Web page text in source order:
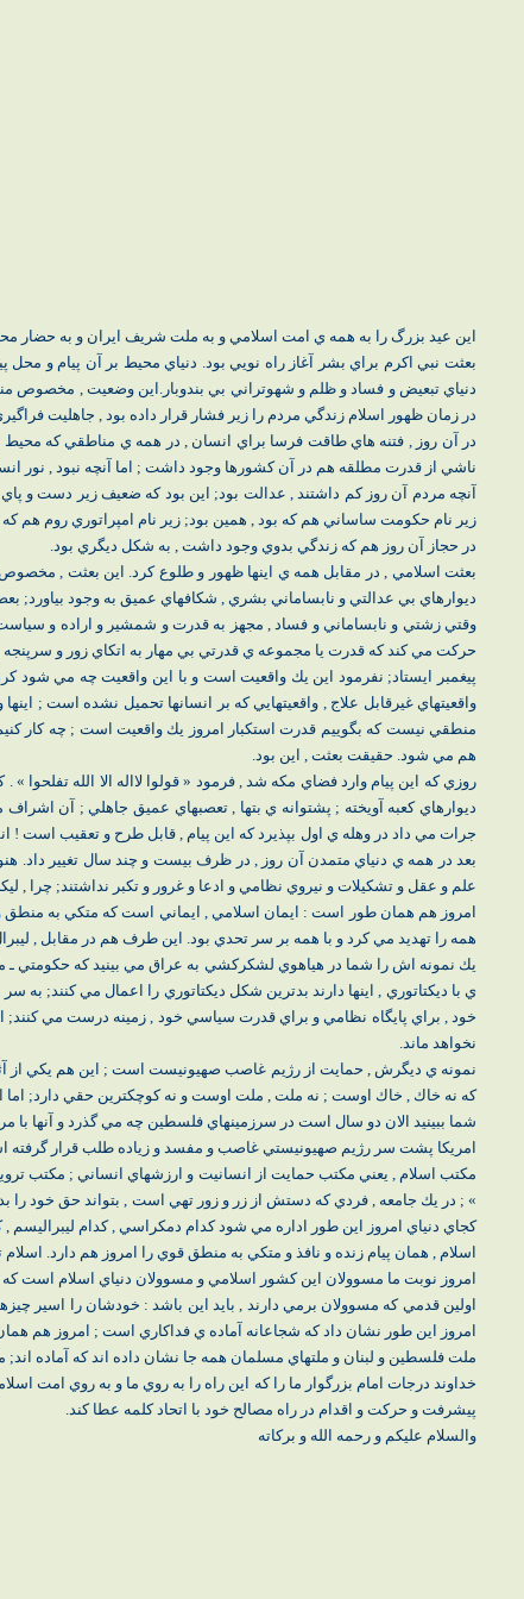
اين عيد بزرگ را به همه ي امت اسلامي و به ملت شريف ايران و به حضار
بعثت نبي اكرم براي بشر آغاز راه نويي بود. دنياي محيط بر آن پيام و
دنياي تبعيض و فساد و ظلم و شهوتراني بي بندوبار.اين وضعيت , مخصوص
در زمان ظهور اسلام زندگي مردم را زير فشار قرار داده بود , جاهليت
در آن روز , فتنه هاي طاقت فرسا براي انسان , در همه ي مناطقي كه
ناشي از قدرت مطلقه هم در آن كشورها وجود داشت ; اما آنچه نبود , نور
آنچه مردم آن روز كم داشتند , عدالت بود; اين بود كه ضعيف زير دست و
زير نام حكومت ساساني هم كه بود , همين بود; زير نام امپراتوري روم هم كه
در حجاز آن روز هم كه زندگي بدوي وجود داشت , به شكل ديگري بود.
بعثت اسلامي , در مقابل همه ي اينها ظهور و طلوع كرد. اين بعثت , مخصوص
ديوارهاي بي عدالتي و نابساماني بشري , شكافهاي عميق به وجود بياورد;
وقتي زشتي و نابساماني و فساد , مجهز به قدرت و شمشير و اراده و
حركت مي كند كه قدرت يا مجموعه ي قدرتي بي مهار به اتكاي زور و
پيغمبر ايستاد; نفرمود اين يك واقعيت است و با اين واقعيت چه مي شود
واقعيتهاي غيرقابل علاج , واقعيتهايي كه بر انسانها تحميل نشده است ;
منطقي نيست كه بگوييم قدرت استكبار امروز يك واقعيت است ; چه كار
هم مي شود. حقيقت بعثت , اين بود.
روزي كه اين پيام وارد فضاي مكه شد , فرمود « قولوا لااله الا الله
ديوارهاي كعبه آويخته ; پشتوانه ي بتها , تعصبهاي عميق جاهلي ; آن
جرات مي داد در وهله ي اول بپذيرد كه اين پيام , قابل طرح و تعقيب است !
بعد در همه ي دنياي متمدن آن روز , در ظرف بيست و چند سال تغيير داد.
علم و عقل و تشكيلات و نيروي نظامي و ادعا و غرور و تكبر نداشتند; چرا ,
امروز هم همان طور است : ايمان اسلامي , ايماني است كه متكي به
همه را تهديد مي كرد و با همه بر سر تحدي بود. اين طرف هم در مقابل ,
يك نمونه اش را شما در هياهوي لشكركشي به عراق مي بينيد كه حكومتي ـ
ي با ديكتاتوري , اينها دارند بدترين شكل ديكتاتوري را اعمال مي كنند;
خود , براي پايگاه نظامي و براي قدرت سياسي خود , زمينه درست مي كنند;
نخواهد ماند.
نمونه ي ديگرش , حمايت از رژيم غاصب صهيونيست است ; اين هم يكي از
كه نه خاك , خاك اوست ; نه ملت , ملت اوست و نه كوچكترين حقي دارد; اما
شما ببينيد الان دو سال است در سرزمينهاي فلسطين چه مي گذرد و آنها با
امريكا پشت سر رژيم صهيونيستي غاصب و مفسد و زياده طلب قرار
مكتب اسلام , يعني مكتب حمايت از انسانيت و ارزشهاي انساني ; مكتب
» ; در يك جامعه , فردي كه دستش از زر و زور تهي است , بتواند حق خود را
كجاي دنياي امروز اين طور اداره مي شود كدام دمكراسي , كدام
اسلام , همان پيام زنده و نافذ و متكي به منطق قوي را امروز هم دارد.
امروز نوبت ما مسوولان اين كشور اسلامي و مسوولان دنياي اسلام است
اولين قدمي كه مسوولان برمي دارند , بايد اين باشد : خودشان را اسير
امروز اين طور نشان داد كه شجاعانه آماده ي فداكاري است ; امروز هم
ملت فلسطين و لبنان و ملتهاي مسلمان همه جا نشان داده اند كه آماده
خداوند درجات امام بزرگوار ما را كه اين راه را به روي ما و به روي امت
پيشرفت و حركت و اقدام در راه مصالح خود با اتحاد كلمه عطا كند.
والسلام عليكم و رحمه الله و بركاته